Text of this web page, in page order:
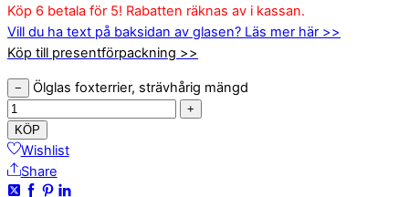
Köp 6 betala för 5! Rabatten räknas av i kassan.
Vill du ha text på baksidan av glasen? Läs mer här >>
Köp till presentförpackning >>
− Ölglas foxterrier, strävhårig mängd
+
KÖP
Wishlist
Share